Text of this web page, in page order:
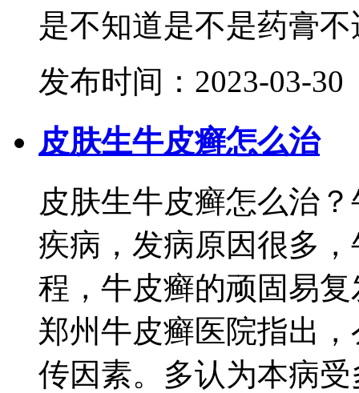
是不知道是不是药膏不
发布时间：2023-03-30
皮肤生牛皮癣怎么治
皮肤生牛皮癣怎么治
疾病，发病原因很多
程，牛皮癣的顽固易
郑州牛皮癣医院指出
传因素。多认为本病